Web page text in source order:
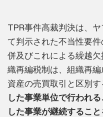
TPR事件高裁判決は、
て判示された不当性要
併及びこれによる繰越
織再編税制は、組織再
資産の売買取引と区別す
した事業単位で行われ
した事業が継続すること